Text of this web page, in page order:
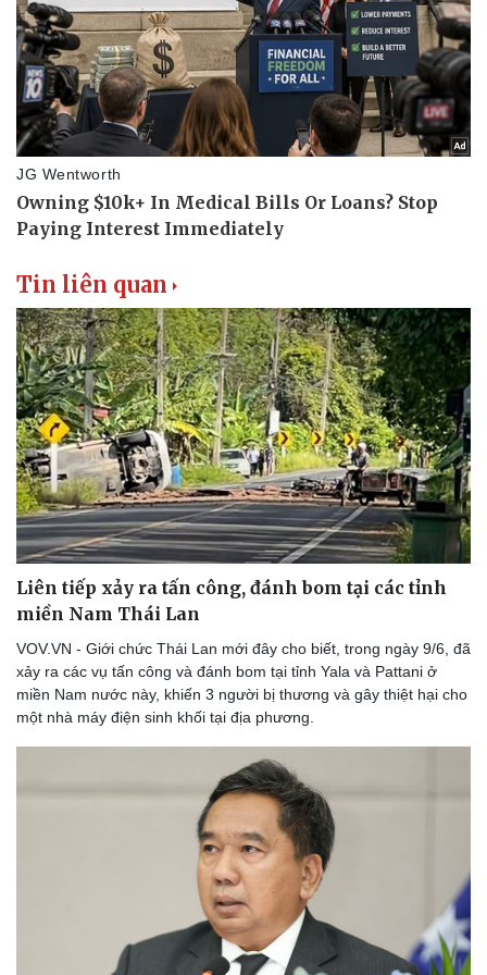
Thể thao
Bóng đá
Lịch thi đấu bóng đá
Thế giới thể thao
eSports
Ô tô - Xe máy
Ô tô
Xe máy
Tư vấn
Tin liên quan
Liên tiếp xảy ra tấn công, đánh bom tại các tỉnh
miền Nam Thái Lan
VOV.VN - Giới chức Thái Lan mới đây cho biết, trong ngày 9/6, đã
xảy ra các vụ tấn công và đánh bom tại tỉnh Yala và Pattani ở
miền Nam nước này, khiến 3 người bị thương và gây thiệt hại cho
một nhà máy điện sinh khối tại địa phương.